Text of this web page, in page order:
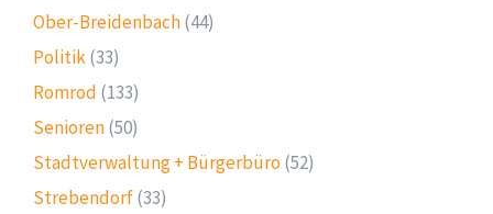
Ober-Breidenbach(44)
Politik(33)
Romrod (133)
Senioren(50)
Stadtverwaltung + Bürgerbüro (52)
Strebendorf(33)